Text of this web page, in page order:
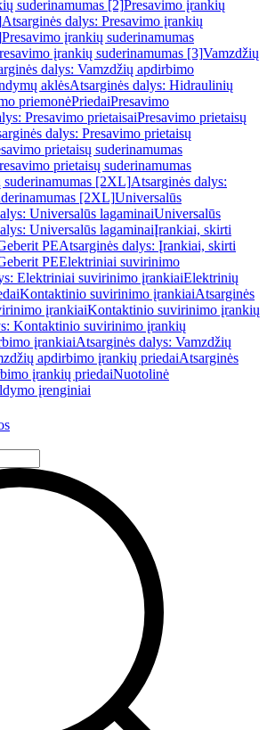
suderinamumas [2]Presavimo įrankių
Atsarginės dalys: Presavimo įrankių
Presavimo įrankių suderinamumas
įrankių suderinamumas [3]Vamzdžių
dalys: Vamzdžių apdirbimo
aklėsAtsarginės dalys: Hidraulinių
priemonėPriedaiPresavimo
Presavimo prietaisaiPresavimo prietaisų
dalys: Presavimo prietaisų
prietaisų suderinamumas
prietaisų suderinamumas
suderinamumas [2XL]Atsarginės dalys:
[2XL]Universalūs
Universalūs lagaminaiUniversalūs
Universalūs lagaminaiĮrankiai, skirti
PEAtsarginės dalys: Įrankiai, skirti
PEElektriniai suvirinimo
Elektriniai suvirinimo įrankiaiElektrinių
Kontaktinio suvirinimo įrankiaiAtsarginės
įrankiaiKontaktinio suvirinimo įrankių
Kontaktinio suvirinimo įrankių
įrankiaiAtsarginės dalys: Vamzdžių
apdirbimo įrankių priedaiAtsarginės
įrankių priedaiNuotolinė
įrenginiai